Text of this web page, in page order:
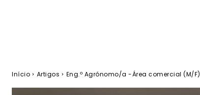
Início Artigos Eng.º Agrónomo/a -Área comercial (M/F)